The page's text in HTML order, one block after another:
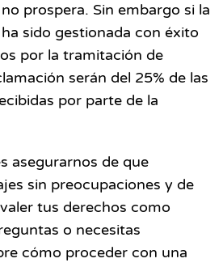
prospera. Sin embargo si la
sido gestionada con éxito
por la tramitación de
serán del 25% de las
por parte de la
asegurarnos de que
sin preocupaciones y de
tus derechos como
o necesitas
cómo proceder con una